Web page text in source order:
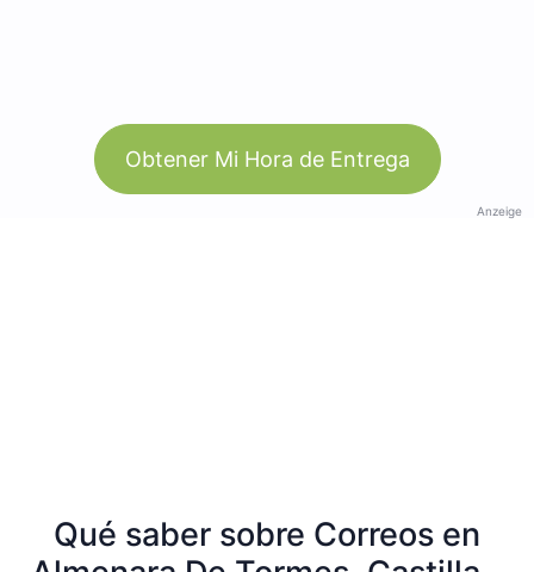
Obtener Mi Hora de Entrega
Anzeige
Qué saber sobre Correos en